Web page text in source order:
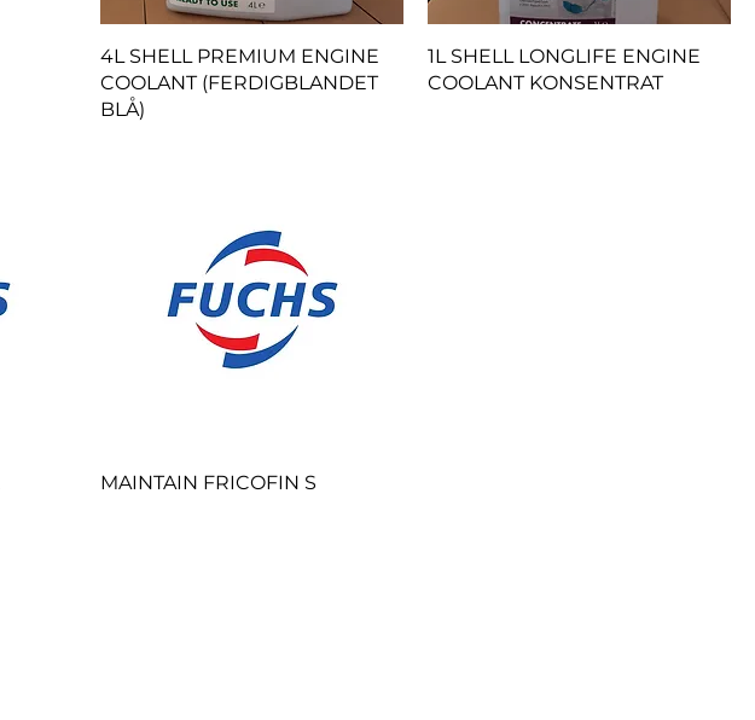
4L SHELL PREMIUM ENGINE
COOLANT (FERDIGBLANDET
BLÅ)
1L SHELL LONGLIFE ENGINE
COOLANT KONSENTRAT
MAINTAIN FRICOFIN S